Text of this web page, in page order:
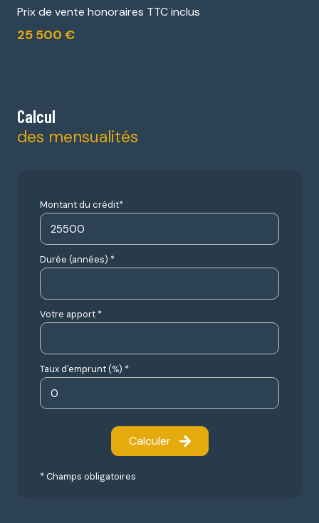
Prix de vente honoraires TTC inclus
25 500 €
Calcul
des mensualités
Montant du crédit*
Durée (années) *
Votre apport *
Taux d'emprunt (%) *
Calculer
* Champs obligatoires